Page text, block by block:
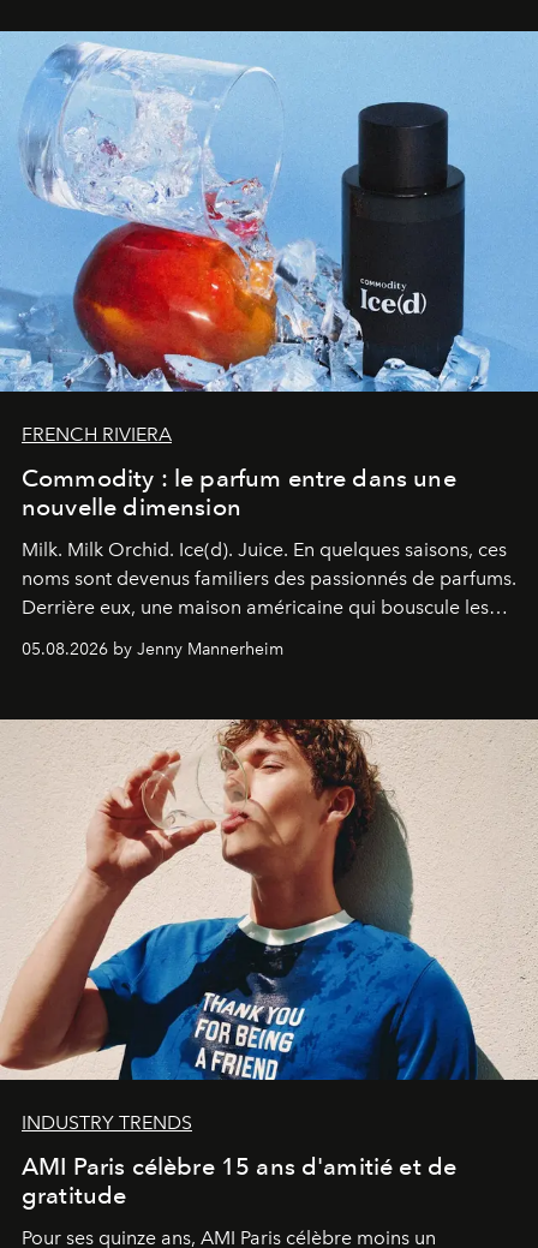
FRENCH RIVIERA
Commodity : le parfum entre dans une
nouvelle dimension
Milk. Milk Orchid. Ice(d). Juice. En quelques saisons, ces
noms sont devenus familiers des passionnés de parfums.
Derrière eux, une maison américaine qui bouscule les
une approche aussi intuitive que personnelle :
05.08.2026 by Jenny Mannerheim
INDUSTRY TRENDS
AMI Paris célèbre 15 ans d'amitié et de
gratitude
Pour ses quinze ans, AMI Paris célèbre moins un